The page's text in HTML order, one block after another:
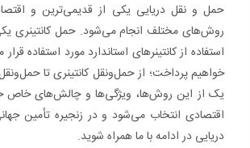
حمل‌ و نقل دریایی یکی از قدیمی‌ترین و
روش‌های مختلف انجام می‌شود. حمل کانتینری
استفاده از کانتینرهای استاندارد مورد
خواهیم پرداخت؛ از حمل‌ونقل کانتینری تا
یک از این روش‌ها، ویژگی‌ها و چالش‌های خاص
اقتصادی انتخاب می‌شود و در زنجیره تأمین
دریایی در ادامه با ما همراه شوید.